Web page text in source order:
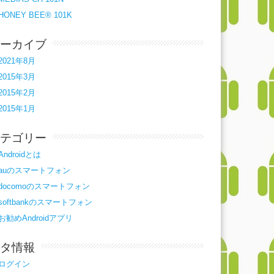
HONEY BEE® 101K
カイブ
年8月
年3月
年2月
年1月
ゴリー
とは
のスマートフォン
のスマートフォン
のスマートフォン
勧めAndroidアプリ
情報
ログイン